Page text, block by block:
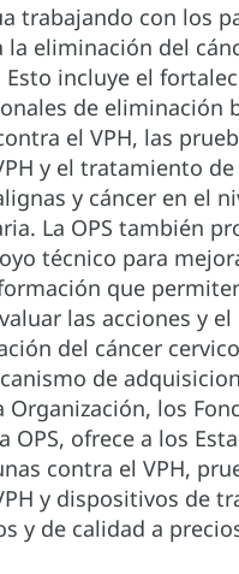
trabajando con los
la eliminación del
incluye el
de eliminación
el VPH, las
y el tratamiento de
y cáncer en el
La OPS también
técnico para
que
las acciones y
del cáncer
de
Organización, los
OPS, ofrece a los
contra el VPH,
y dispositivos de
y de calidad a